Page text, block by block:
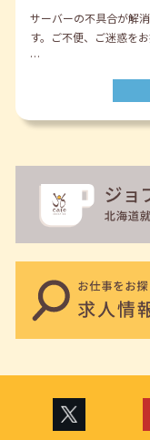
サーバーの不具合が解
す。ご不便、ご迷惑を
…